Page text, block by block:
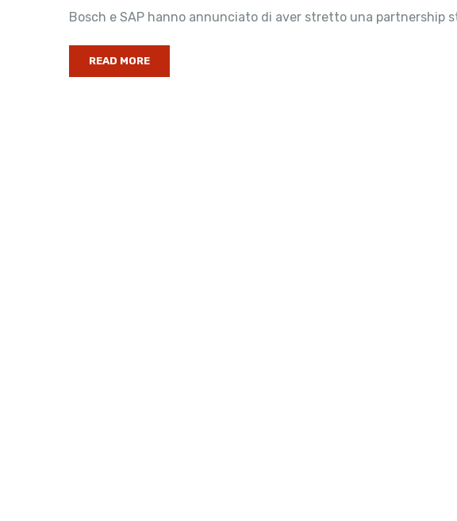
Bosch e SAP hanno annunciato di aver stretto una partnership
READ MORE